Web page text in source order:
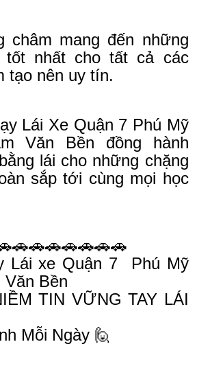
châm mang đến những
tốt nhất cho tất cả các
tạo nên uy tín.
Lái Xe Quận 7 Phú Mỹ
Văn Bền đồng hành
lái cho những chặng
sắp tới cùng mọi học
Lái xe Quận 7 Phú Mỹ
Văn Bền
TIN VỮNG TAY LÁI
Mỗi Ngày 🙋